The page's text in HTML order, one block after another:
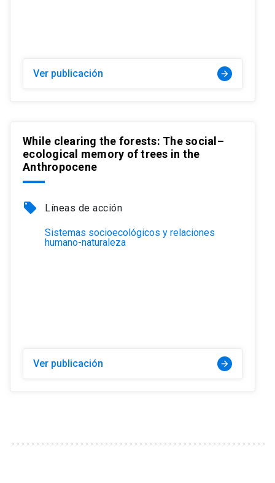
Ver publicación arrow_forward
While clearing the forests: The social–
ecological memory of trees in the
Anthropocene
local_offer Líneas de acción
Sistemas socioecológicos y relaciones
humano-naturaleza
Ver publicación arrow_forward